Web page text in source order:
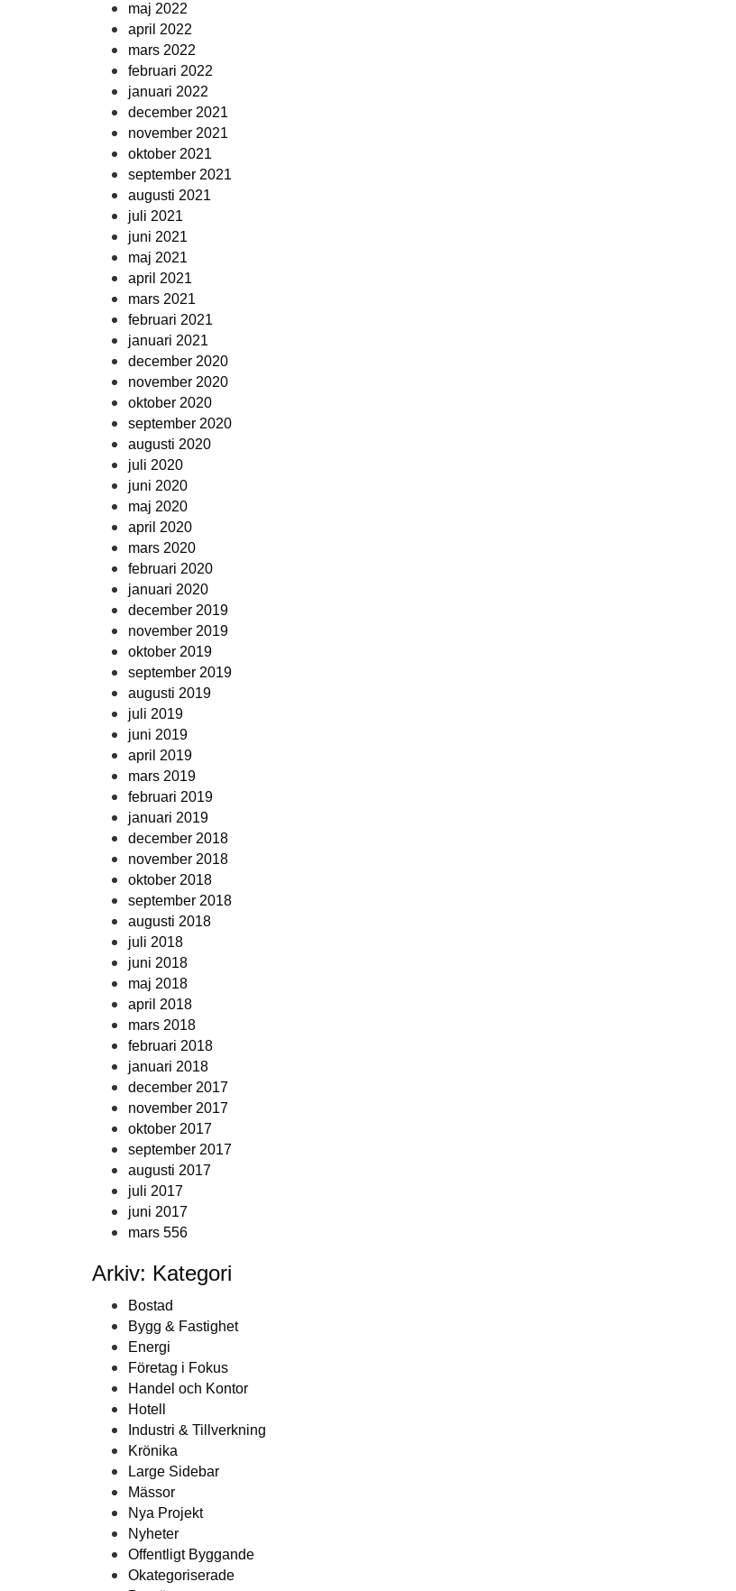
maj 2022
april 2022
mars 2022
februari 2022
januari 2022
december 2021
november 2021
oktober 2021
september 2021
augusti 2021
juli 2021
juni 2021
maj 2021
april 2021
mars 2021
februari 2021
januari 2021
december 2020
november 2020
oktober 2020
september 2020
augusti 2020
juli 2020
juni 2020
maj 2020
april 2020
mars 2020
februari 2020
januari 2020
december 2019
november 2019
oktober 2019
september 2019
augusti 2019
juli 2019
juni 2019
april 2019
mars 2019
februari 2019
januari 2019
december 2018
november 2018
oktober 2018
september 2018
augusti 2018
juli 2018
juni 2018
maj 2018
april 2018
mars 2018
februari 2018
januari 2018
december 2017
november 2017
oktober 2017
september 2017
augusti 2017
juli 2017
juni 2017
mars 556
Arkiv: Kategori
Bostad
Bygg & Fastighet
Energi
Företag i Fokus
Handel och Kontor
Hotell
Industri & Tillverkning
Krönika
Large Sidebar
Mässor
Nya Projekt
Nyheter
Offentligt Byggande
Okategoriserade